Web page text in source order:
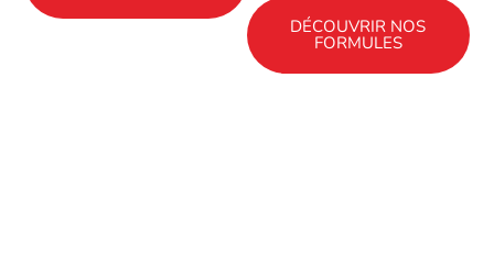
DÉCOUVRIR NOS
FORMULES